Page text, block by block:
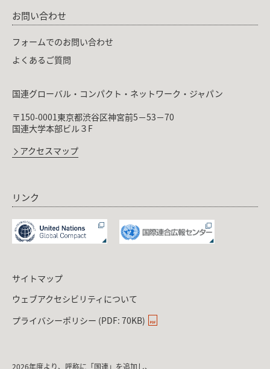
お問い合わせ
フォームでのお問い合わせ
よくあるご質問
国連グローバル・コンパクト・ネットワーク・ジャパン
〒150-0001東京都渋谷区神宮前5－53－70
国連大学本部ビル３F
アクセスマップ
リンク
サイトマップ
ウェブアクセシビリティについて
プライバシーポリシー (PDF: 70KB)
2026年度より、呼称に「国連」を追加し、